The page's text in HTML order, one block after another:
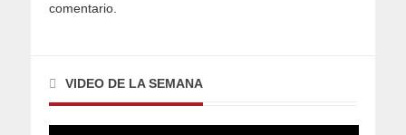
comentario.
VIDEO DE LA SEMANA